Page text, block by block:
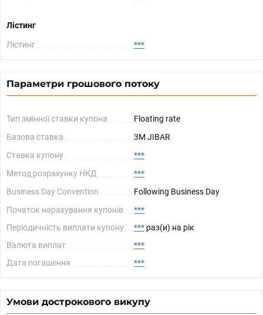
Лістинг
Лістинг ***
Параметри грошового потоку
Тип змінної ставки купона
Floating rate
Базова ставка
3M JIBAR
Ставка купону
***
Метод розрахунку НКД
***
Business Day Convention
Following Business Day
Початок нарахування купонів
***
Періодичність виплати купону
*** раз(и) на рік
Валюта виплат
***
Дата погашення
***
Умови дострокового викупу